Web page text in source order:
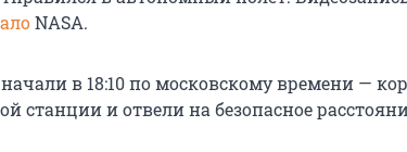
NASA.
в 18:10 по московскому времени —
станции и отвели на безопасное